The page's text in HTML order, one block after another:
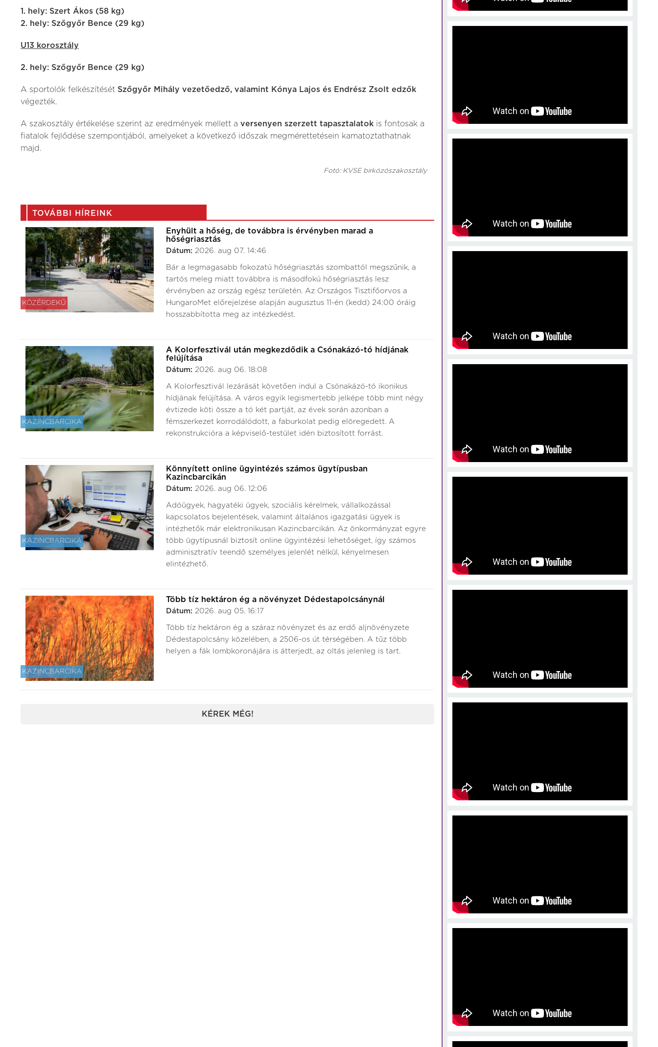
1. hely: Szert Ákos (58 kg)
2. hely: Szőgyőr Bence (29 kg)
U13 korosztály
2. hely: Szőgyőr Bence (29 kg)
A sportolók felkészítését Szőgyőr Mihály vezetőedző, valamint Kónya Lajos és Endrész Zsolt edzők
végezték.
A szakosztály értékelése szerint az eredmények mellett a versenyen szerzett tapasztalatok is fontosak a
fiatalok fejlődése szempontjából, amelyeket a következő időszak megmérettetésein kamatoztathatnak
majd.
Fotó: KVSE birkózószakosztály
TOVÁBBI HÍREINK
KÖZÉRDEKŰ
Enyhült a hőség, de továbbra is érvényben marad a
hőségriasztás
Dátum: 2026. aug 07. 14:46
Bár a legmagasabb fokozatú hőségriasztás szombattól megszűnik, a
tartós meleg miatt továbbra is másodfokú hőségriasztás lesz
érvényben az ország egész területén. Az Országos Tisztifőorvos a
HungaroMet előrejelzése alapján augusztus 11-én (kedd) 24:00 óráig
hosszabbította meg az intézkedést.
KAZINCBARCIKA
A Kolorfesztivál után megkezdődik a Csónakázó-tó hídjának
felújítása
Dátum: 2026. aug 06. 18:08
A Kolorfesztivál lezárását követően indul a Csónakázó-tó ikonikus
hídjának felújítása. A város egyik legismertebb jelképe több mint négy
évtizede köti össze a tó két partját, az évek során azonban a
fémszerkezet korrodálódott, a faburkolat pedig elöregedett. A
rekonstrukcióra a képviselő-testület idén biztosított forrást.
KAZINCBARCIKA
Könnyített online ügyintézés számos ügytípusban
Kazincbarcikán
Dátum: 2026. aug 06. 12:06
Adóügyek, hagyatéki ügyek, szociális kérelmek, vállalkozással
kapcsolatos bejelentések, valamint általános igazgatási ügyek is
intézhetők már elektronikusan Kazincbarcikán. Az önkormányzat egyre
több ügytípusnál biztosít online ügyintézési lehetőséget, így számos
adminisztratív teendő személyes jelenlét nélkül, kényelmesen
elintézhető.
KAZINCBARCIKA
Több tíz hektáron ég a növényzet Dédestapolcsánynál
Dátum: 2026. aug 05. 16:17
Több tíz hektáron ég a száraz növényzet és az erdő aljnövényzete
Dédestapolcsány közelében, a 2506-os út térségében. A tűz több
helyen a fák lombkoronájára is átterjedt, az oltás jelenleg is tart.
KÉREK MÉG!